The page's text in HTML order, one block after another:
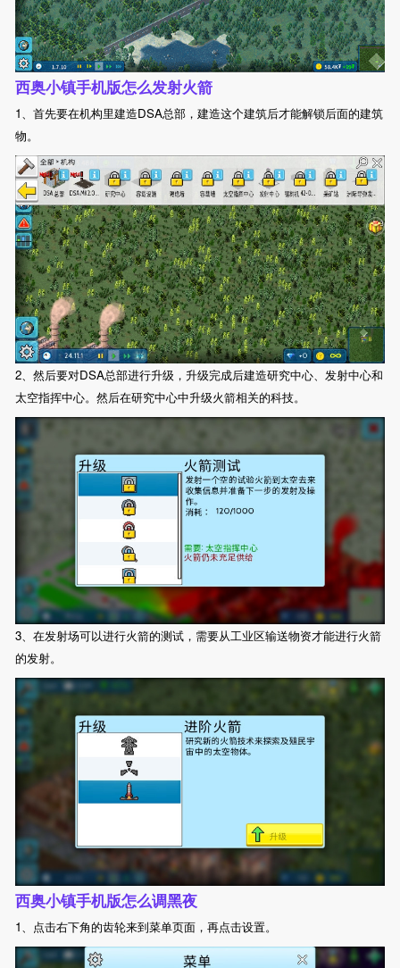
西奥小镇手机版怎么发射火箭
1、首先要在机构里建造DSA总部，建造这个建筑后才能解锁后面的建筑
物。
2、然后要对DSA总部进行升级，升级完成后建造研究中心、发射中心和
太空指挥中心。然后在研究中心中升级火箭相关的科技。
3、在发射场可以进行火箭的测试，需要从工业区输送物资才能进行火箭
的发射。
西奥小镇手机版怎么调黑夜
1、点击右下角的齿轮来到菜单页面，再点击设置。